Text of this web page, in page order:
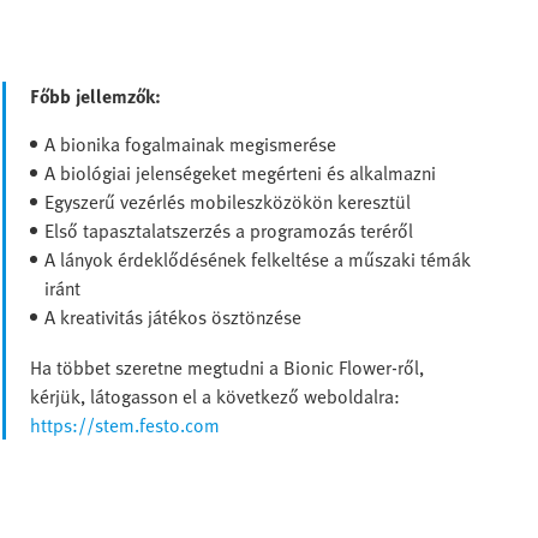
Főbb jellemzők:
A bionika fogalmainak megismerése
A biológiai jelenségeket megérteni és alkalmazni
Egyszerű vezérlés mobileszközökön keresztül
Első tapasztalatszerzés a programozás teréről
A lányok érdeklődésének felkeltése a műszaki témák
iránt
A kreativitás játékos ösztönzése
Ha többet szeretne megtudni a Bionic Flower-ről,
kérjük, látogasson el a következő weboldalra:
https://stem.festo.com